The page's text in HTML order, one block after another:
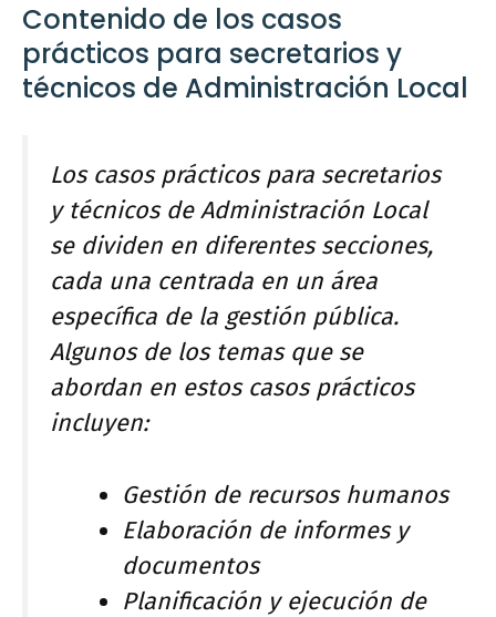
Contenido de los casos
prácticos para secretarios y
técnicos de Administración Local
Los casos prácticos para secretarios
y técnicos de Administración Local
se dividen en diferentes secciones,
cada una centrada en un área
específica de la gestión pública.
Algunos de los temas que se
abordan en estos casos prácticos
incluyen:
Gestión de recursos humanos
Elaboración de informes y
documentos
Planificación y ejecución de